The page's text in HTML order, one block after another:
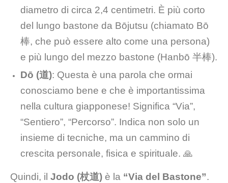
diametro di circa 2,4 centimetri. È più corto
del lungo bastone da Bōjutsu (chiamato Bō
棒, che può essere alto come una persona)
e più lungo del mezzo bastone (Hanbō 半棒).
Dō (道): Questa è una parola che ormai
conosciamo bene e che è importantissima
nella cultura giapponese! Significa “Via”,
“Sentiero”, “Percorso”. Indica non solo un
insieme di tecniche, ma un cammino di
crescita personale, fisica e spirituale. 🙏
Quindi, il Jodo (杖道) è la “Via del Bastone”.